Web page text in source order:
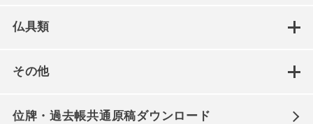
仏具類
その他
位牌・過去帳共通原稿ダウンロード